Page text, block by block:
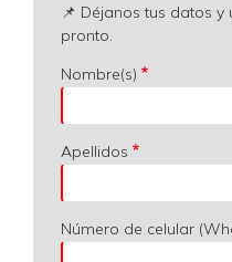
📌 Déjanos tus datos
pronto.
Nombre(s)
Apellidos
Número de celular